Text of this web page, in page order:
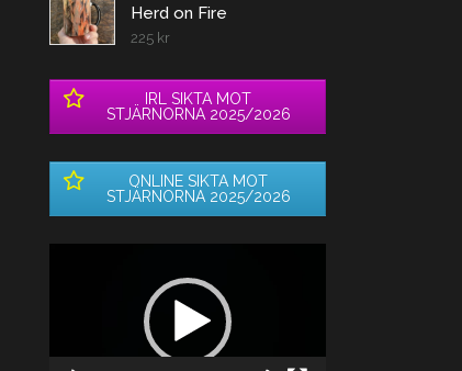
Herd on Fire
225 kr
IRL SIKTA MOT
STJÄRNORNA 2025/2026
ONLINE SIKTA MOT
STJÄRNORNA 2025/2026